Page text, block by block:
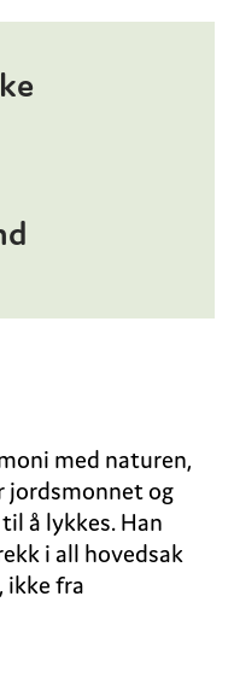
med naturen,
jordsmonnet og
å lykkes. Han
i all hovedsak
ikke fra